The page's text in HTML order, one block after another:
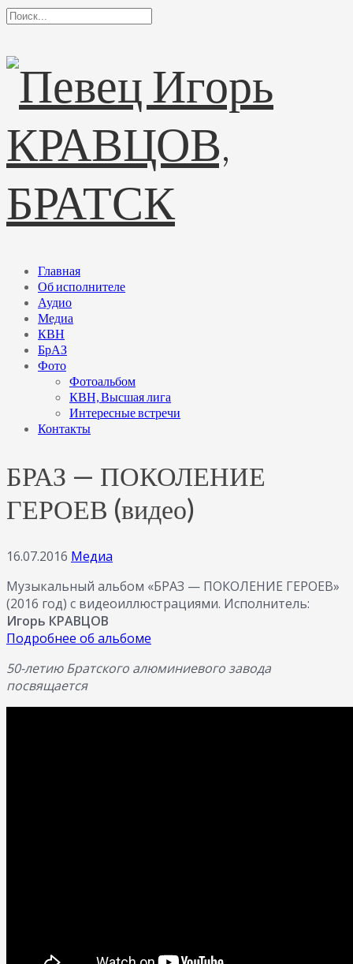
Главная
Об исполнителе
Аудио
Медиа
КВН
БрАЗ
Фото
Фотоальбом
КВН, Высшая лига
Интересные встречи
Контакты
БРАЗ — ПОКОЛЕНИЕ
ГЕРОЕВ (видео)
16.07.2016 Медиа
Музыкальный альбом «БРАЗ — ПОКОЛЕНИЕ ГЕРОЕВ»
(2016 год) с видеоиллюстрациями. Исполнитель:
Игорь КРАВЦОВ
Подробнее об альбоме
50-летию Братского алюминиевого завода
посвящается